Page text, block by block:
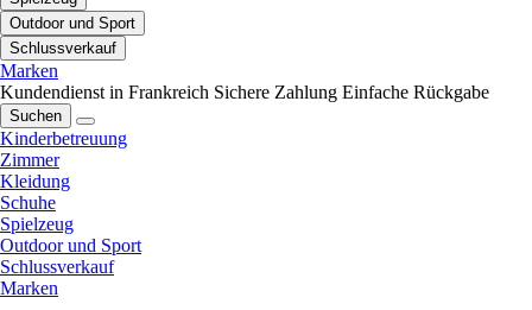
Outdoor und Sport
Schlussverkauf
Marken
Kundendienst in Frankreich Sichere Zahlung Einfache Rückgabe
Suchen
Kinderbetreuung
Zimmer
Kleidung
Schuhe
Spielzeug
Outdoor und Sport
Schlussverkauf
Marken